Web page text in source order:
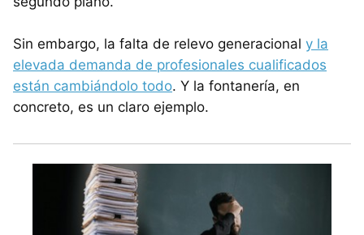
Sin embargo, la falta de relevo generacional y la
elevada demanda de profesionales cualificados
están cambiándolo todo. Y la fontanería, en
concreto, es un claro ejemplo.